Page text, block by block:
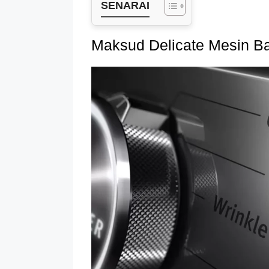
SENARAI
Maksud Delicate Mesin